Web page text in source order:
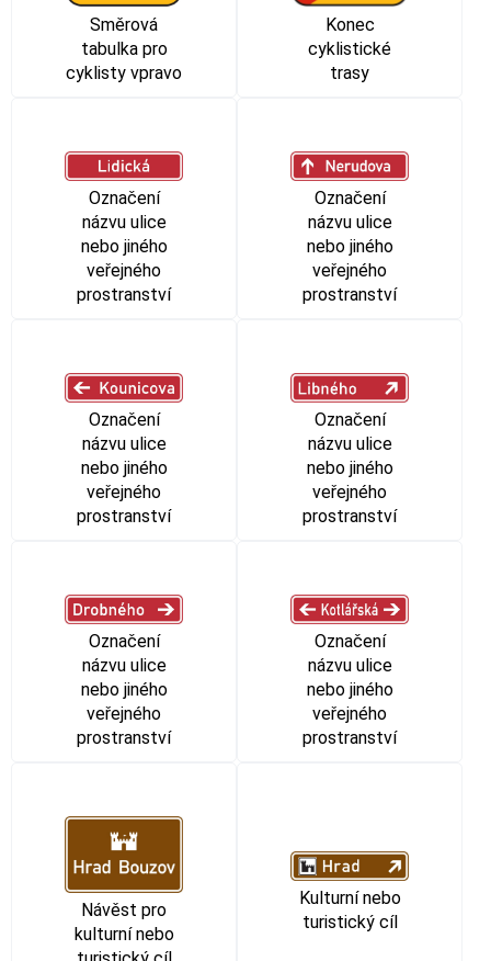
Směrová
tabulka pro
cyklisty vpravo
Konec
cyklistické
trasy
Označení
názvu ulice
nebo jiného
veřejného
prostranství
Označení
názvu ulice
nebo jiného
veřejného
prostranství
Označení
názvu ulice
nebo jiného
veřejného
prostranství
Označení
názvu ulice
nebo jiného
veřejného
prostranství
Označení
názvu ulice
nebo jiného
veřejného
prostranství
Označení
názvu ulice
nebo jiného
veřejného
prostranství
Návěst pro
kulturní nebo
Kulturní nebo
turistický cíl